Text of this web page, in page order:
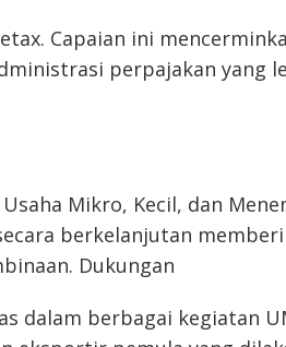
Capaian ini
perpajakan yang
Mikro, Kecil, dan
berkelanjutan
Dukungan
dalam berbagai kegiatan